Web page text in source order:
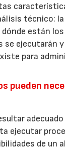
técnico:
están
se ejecutarán
para
pueden
ejecutar
de un